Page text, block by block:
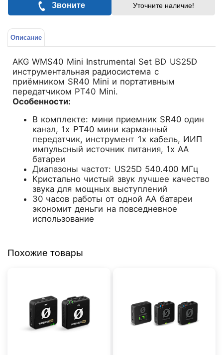
Звоните Уточните наличие!
Описание
AKG WMS40 Mini Instrumental Set BD US25D
инструментальная радиосистема с
приёмником SR40 Mini и портативным
передатчиком PT40 Mini.
Особенности:
В комплекте: мини приемник SR40 один
канал, 1х PT40 мини карманный
передатчик, инструмент 1x кабель, ИИП
импульсный источник питания, 1x АА
батареи
Диапазоны частот: US25D 540.400 МГц
Кристально чистый звук лучшее качество
звука для мощных выступлений
30 часов работы от одной АА батареи
экономит деньги на повседневное
использование
Похожие товары